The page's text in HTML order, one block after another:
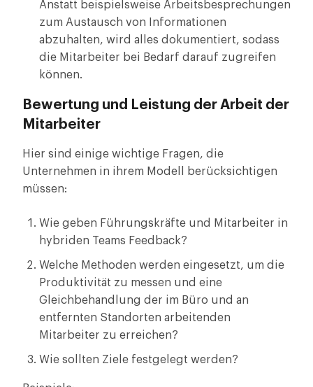
Anstatt beispielsweise Arbeitsbesprechungen
zum Austausch von Informationen
abzuhalten, wird alles dokumentiert, sodass
die Mitarbeiter bei Bedarf darauf zugreifen
können.
Bewertung und Leistung der Arbeit der
Mitarbeiter
Hier sind einige wichtige Fragen, die
Unternehmen in ihrem Modell berücksichtigen
müssen:
Wie geben Führungskräfte und Mitarbeiter in
hybriden Teams Feedback?
Welche Methoden werden eingesetzt, um die
Produktivität zu messen und eine
Gleichbehandlung der im Büro und an
entfernten Standorten arbeitenden
Mitarbeiter zu erreichen?
Wie sollten Ziele festgelegt werden?